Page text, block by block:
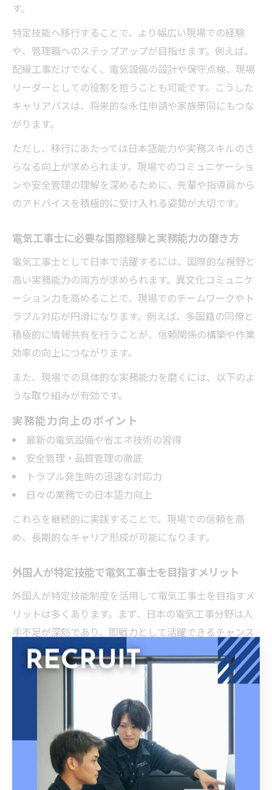
す。
特定技能へ移行することで、より幅広い現場での経験
や、管理職へのステップアップが目指せます。例えば、
配線工事だけでなく、電気設備の設計や保守点検、現場
リーダーとしての役割を担うことも可能です。こうした
キャリアパスは、将来的な永住申請や家族帯同にもつな
がります。
ただし、移行にあたっては日本語能力や実務スキルのさ
らなる向上が求められます。現場でのコミュニケーショ
ンや安全管理の理解を深めるために、先輩や指導員から
のアドバイスを積極的に受け入れる姿勢が大切です。
電気工事士に必要な国際経験と実務能力の磨き方
電気工事士として日本で活躍するには、国際的な視野と
高い実務能力の両方が求められます。異文化コミュニケ
ーション力を高めることで、現場でのチームワークやト
ラブル対応が円滑になります。例えば、多国籍の同僚と
積極的に情報共有を行うことが、信頼関係の構築や作業
効率の向上につながります。
また、現場での具体的な実務能力を磨くには、以下のよ
うな取り組みが有効です。
実務能力向上のポイント
最新の電気設備や省エネ技術の習得
安全管理・品質管理の徹底
トラブル発生時の迅速な対応力
日々の業務での日本語力向上
これらを継続的に実践することで、現場での信頼を高
め、長期的なキャリア形成が可能になります。
外国人が特定技能で電気工事士を目指すメリット
外国人が特定技能制度を活用して電気工事士を目指すメ
リットは多くあります。まず、日本の電気工事分野は人
手不足が深刻であり、即戦力として活躍できるチャンス
が豊富です。母国での経験や知識を活かしつつ、日本の
高度な技術や安全基準を学べるため、専門性が大きく高
さらに、特定技能制度は長期的な雇用やキャリアアップ
を目指す上で有効な選択肢です。たとえば、一定期間の
就労後には家族帯同や永住申請の道も開かれています。
また、現場での実務を通じて日本語力やリーダーシップ
を養うことができる点も大きな魅力です。